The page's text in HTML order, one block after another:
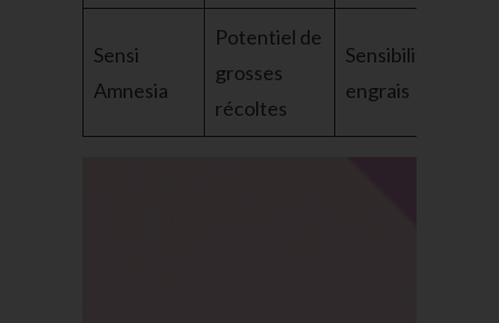
Sensi
Amnesia
Potentiel de
grosses
récoltes
Sensibilité aux
engrais